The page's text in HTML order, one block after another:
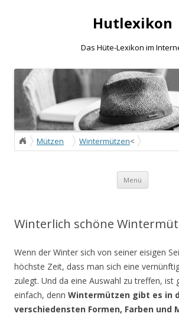
Hutlexikon
Das Hüte-Lexikon im
Mützen Wintermützen<
Winterlich schöne Wintermützen!
Menü Zum
Winterlich schöne
Wenn der Winter sich von seiner eisigen
höchste Zeit, dass man sich eine
zulegt. Und da eine Auswahl zu treffen, ist
einfach, denn Wintermützen gibt es in
verschiedensten Formen, Farben und